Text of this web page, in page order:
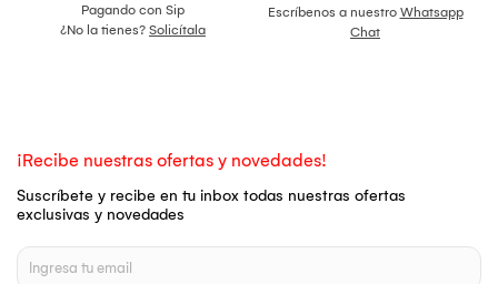
Pagando con Sip
¿No la tienes? Solicítala
Escríbenos a nuestro Whatsapp
Chat
¡Recibe nuestras ofertas y novedades!
Suscríbete y recibe en tu inbox todas nuestras ofertas
exclusivas y novedades